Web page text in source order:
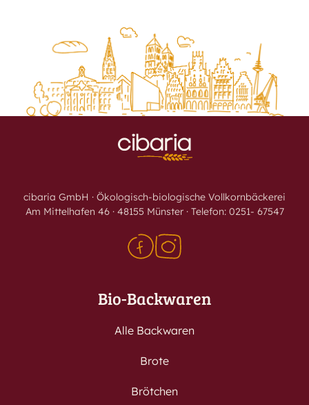
cibaria GmbH · Ökologisch-biologische Vollkornbäckerei
Am Mittelhafen 46 · 48155 Münster · Telefon: 0251- 67547
Bio-Backwaren
Alle Backwaren
Brote
Brötchen